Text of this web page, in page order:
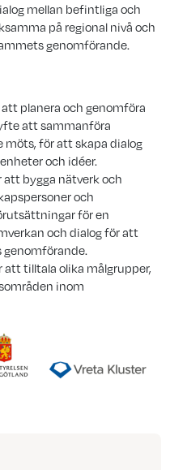
mellan befintliga och
på regional nivå och
genomförande.
planera och genomföra
att sammanföra
möts, för att skapa dialog
och idéer.
att bygga nätverk och
och
för en
och dialog för att
genomförande.
tilltala olika målgrupper,
inom